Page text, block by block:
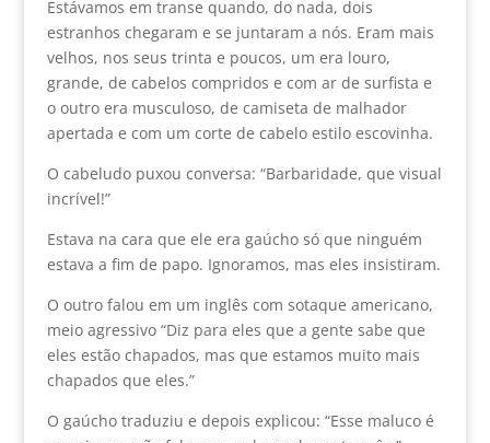
Estávamos em transe quando, do nada, dois
estranhos chegaram e se juntaram a nós. Eram mais
velhos, nos seus trinta e poucos, um era louro,
grande, de cabelos compridos e com ar de surfista e
o outro era musculoso, de camiseta de malhador
apertada e com um corte de cabelo estilo escovinha.
O cabeludo puxou conversa: “Barbaridade, que visual
incrível!”
Estava na cara que ele era gaúcho só que ninguém
estava a fim de papo. Ignoramos, mas eles insistiram.
O outro falou em um inglês com sotaque americano,
meio agressivo “Diz para eles que a gente sabe que
eles estão chapados, mas que estamos muito mais
chapados que eles.”
O gaúcho traduziu e depois explicou: “Esse maluco é